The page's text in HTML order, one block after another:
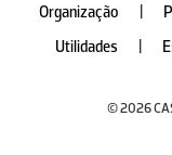
Organização
Utilidades
© 2026